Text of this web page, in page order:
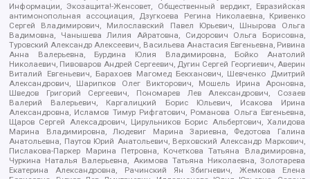
Информации, Экозащита!-Женсовет, Общественный вердикт, Евразийская
антимонопольная ассоциация, Дзугкоева Регина Николаевна, Кривенко
Сергей Владимирович, Милославский Павел Юрьевич, Шнырова Ольга
Вадимовна, Чанышева Лилия Айратовна, Сидорович Ольга Борисовна,
Туровский Александр Алексеевич, Васильева Анастасия Евгеньевна, Ривина
Анна Валерьевна, Бурдина Юлия Владимировна, Бойко Анатолий
Николаевич, Пивоваров Андрей Сергеевич, Дугин Сергей Георгиевич, Аверин
Виталий Евгеньевич, Барахоев Магомед Бекханович, Шевченко Дмитрий
Александрович, Шарипков Олег Викторович, Мошель Ирина Ароновна,
Шведов Григорий Сергеевич, Пономарев Лев Александрович, Созаев
Валерий Валерьевич, Каргалицкий Борис Юльевич, Исакова Ирина
Александровна, Исламов Тимур Рифгатович, Романова Ольга Евгеньевна,
Щаров Сергей Алексадрович, Цирульников Борис Альбертович, Халидова
Марина Владимировна, Людевиг Марина Зариевна, Федотова Галина
Анатольевна, Паутов Юрий Анатольевич, Верховский Александр Маркович,
Пислакова-Паркер Марина Петровна, Кочеткова Татьяна Владимировна,
Чуркина Наталья Валерьевна, Акимова Татьяна Николаевна, Золотарева
Екатерина Александровна, Рачинский Ян Збигневич, Жемкова Елена